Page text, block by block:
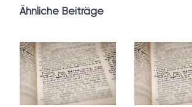
Ähnliche Beiträge